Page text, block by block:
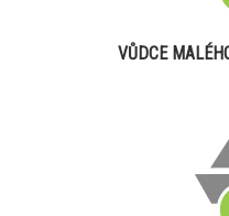
VŮDCE